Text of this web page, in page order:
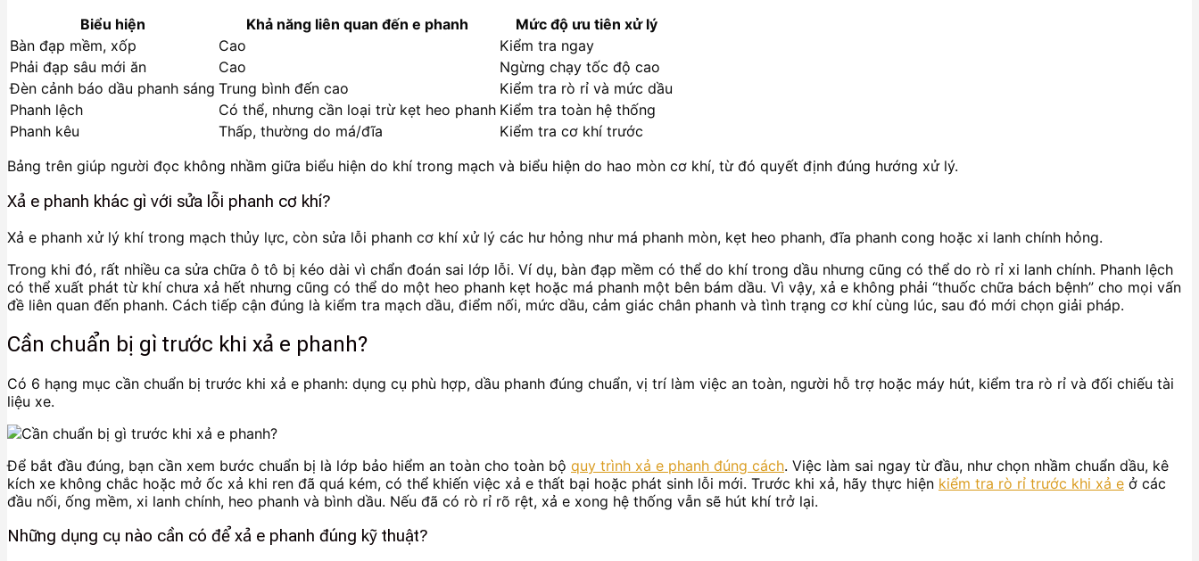
Biểu hiện
Khả năng liên quan đến e phanh
Mức độ ưu tiên xử lý
Bàn đạp mềm, xốp
Cao
Kiểm tra ngay
Phải đạp sâu mới ăn
Cao
Ngừng chạy tốc độ cao
Đèn cảnh báo dầu phanh sáng Trung bình đến cao
Kiểm tra rò rỉ và mức dầu
Phanh lệch
Có thể, nhưng cần loại trừ kẹt heo phanh Kiểm tra toàn hệ thống
Phanh kêu
Thấp, thường do má/đĩa
Kiểm tra cơ khí trước
Bảng trên giúp người đọc không nhầm giữa biểu hiện do khí trong mạch và biểu hiện do hao mòn cơ khí, từ đó quyết định đúng hướng xử lý.
Xả e phanh khác gì với sửa lỗi phanh cơ khí?
Xả e phanh xử lý khí trong mạch thủy lực, còn sửa lỗi phanh cơ khí xử lý các hư hỏng như má phanh mòn, kẹt heo phanh, đĩa phanh cong hoặc xi lanh chính hỏng.
Trong khi đó, rất nhiều ca sửa chữa ô tô bị kéo dài vì chẩn đoán sai lớp lỗi. Ví dụ, bàn đạp mềm có thể do khí trong dầu nhưng cũng có thể do rò rỉ xi lanh chính. Phanh lệch
có thể xuất phát từ khí chưa xả hết nhưng cũng có thể do một heo phanh kẹt hoặc má phanh một bên bám dầu. Vì vậy, xả e không phải “thuốc chữa bách bệnh” cho mọi vấn
đề liên quan đến phanh. Cách tiếp cận đúng là kiểm tra mạch dầu, điểm nối, mức dầu, cảm giác chân phanh và tình trạng cơ khí cùng lúc, sau đó mới chọn giải pháp.
Cần chuẩn bị gì trước khi xả e phanh?
Có 6 hạng mục cần chuẩn bị trước khi xả e phanh: dụng cụ phù hợp, dầu phanh đúng chuẩn, vị trí làm việc an toàn, người hỗ trợ hoặc máy hút, kiểm tra rò rỉ và đối chiếu tài
liệu xe.
Để bắt đầu đúng, bạn cần xem bước chuẩn bị là lớp bảo hiểm an toàn cho toàn bộ quy trình xả e phanh đúng cách. Việc làm sai ngay từ đầu, như chọn nhầm chuẩn dầu, kê
kích xe không chắc hoặc mở ốc xả khi ren đã quá kém, có thể khiến việc xả e thất bại hoặc phát sinh lỗi mới. Trước khi xả, hãy thực hiện kiểm tra rò rỉ trước khi xả e ở các
đầu nối, ống mềm, xi lanh chính, heo phanh và bình dầu. Nếu đã có rò rỉ rõ rệt, xả e xong hệ thống vẫn sẽ hút khí trở lại.
Những dụng cụ nào cần có để xả e phanh đúng kỹ thuật?